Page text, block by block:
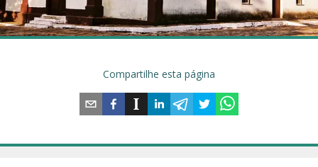
Compartilhe esta página